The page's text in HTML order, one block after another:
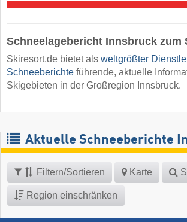
Schneelagebericht Innsbruck zum
Skiresort.de bietet als weltgrößter
Schneeberichte führende, aktuelle
Skigebieten in der Großregion Innsbruck.
Aktuelle Schneeberichte
Filtern/Sortieren Karte
Region einschränken